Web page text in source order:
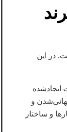
در این
ایجادشده
و
و ساختار